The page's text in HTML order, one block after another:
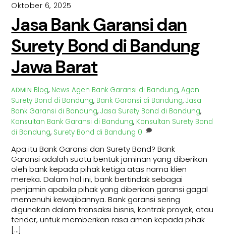
Oktober 6, 2025
Jasa Bank Garansi dan
Surety Bond di Bandung
Jawa Barat
ADMIN Blog, News Agen Bank Garansi di Bandung,Agen
Surety Bond di Bandung, Bank Garansi di Bandung,Jasa
Bank Garansi di Bandung,Jasa Surety Bond di Bandung,
Konsultan Bank Garansi di Bandung, Konsultan Surety Bond
di Bandung, Surety Bond di Bandung 0
Apa itu Bank Garansi dan Surety Bond? Bank
Garansi adalah suatu bentuk jaminan yang diberikan
oleh bank kepada pihak ketiga atas nama klien
mereka. Dalam hal ini, bank bertindak sebagai
penjamin apabila pihak yang diberikan garansi gagal
memenuhi kewajibannya. Bank garansi sering
digunakan dalam transaksi bisnis, kontrak proyek, atau
tender, untuk memberikan rasa aman kepada pihak
[…]